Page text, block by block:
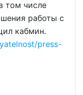
том числе
работы с
кабмин.
press-